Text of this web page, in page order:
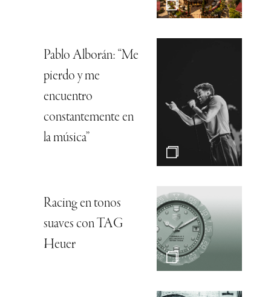
Pablo Alborán: “Me
pierdo y me
encuentro
constantemente en
la música”
Racing en tonos
suaves con TAG
Heuer